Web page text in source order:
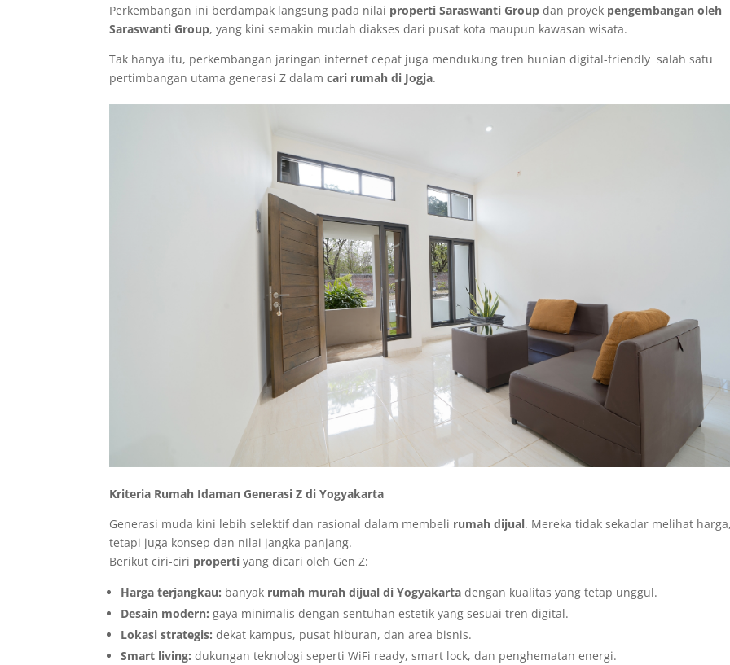
Perkembangan ini berdampak langsung pada nilai properti Saraswanti Group dan proyek pengembangan oleh
Saraswanti Group, yang kini semakin mudah diakses dari pusat kota maupun kawasan wisata.
Tak hanya itu, perkembangan jaringan internet cepat juga mendukung tren hunian digital-friendly salah satu
pertimbangan utama generasi Z dalamcari rumah di Jogja.
Kriteria Rumah Idaman Generasi Z di Yogyakarta
Generasi muda kini lebih selektif dan rasional dalam membeli rumah dijual. Mereka tidak sekadar melihat
tetapi juga konsep dan nilai jangka panjang.
Berikut ciri-ciri properti yang dicari oleh Gen Z:
Harga terjangkau: banyak rumah murah dijual di Yogyakarta dengan kualitas yang tetap unggul.
Desain modern: gaya minimalis dengan sentuhan estetik yang sesuai tren digital.
Lokasi strategis: dekat kampus, pusat hiburan, dan area bisnis.
Smart living: dukungan teknologi seperti WiFi ready, smart lock, dan penghematan energi.